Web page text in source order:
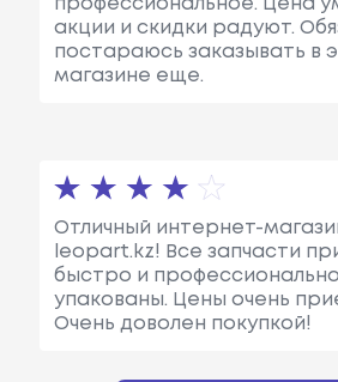
профессиональное. Цена
акции и скидки радуют.
постараюсь заказывать в
магазине еще.
Отличный интернет-
leopart.kz! Все запчасти
быстро и профессионально
упакованы. Цены очень
Очень доволен покупкой!